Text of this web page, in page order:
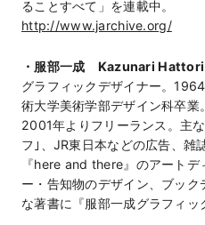
ることすべて」を連載中。
http://www.jarchive.org/
・服部一成 Kazunari Hattori
グラフィックデザイナー。
術大学美術学部デザイン科卒業
2001年よりフリーランス。主
フ｣、JR東日本などの広告、雑
『here and there』のアート
ー・告知物のデザイン、ブッ
な著書に『服部一成グラフィッ